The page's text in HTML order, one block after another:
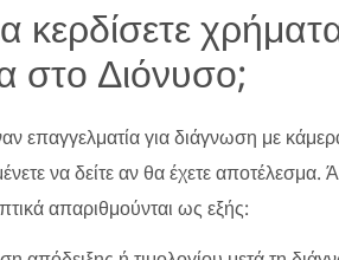
κερδίσετε
στο Διόνυσο;
επαγγελματία για διάγνωση με
να δείτε αν θα έχετε αποτέλεσμα.
απαριθμούνται ως εξής: